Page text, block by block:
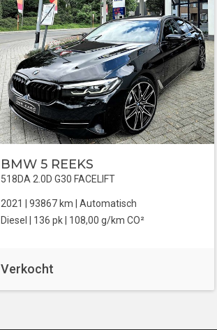
BMW 5 REEKS
518DA 2.0D G30 FACELIFT
2021 | 93867 km | Automatisch
Diesel
| 136 pk | 108,00 g/km CO²
Verkocht